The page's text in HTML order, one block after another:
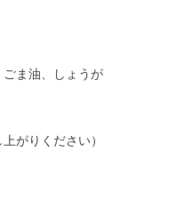
ま油、しょうが
がりください）